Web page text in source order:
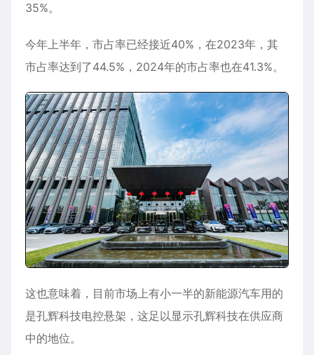
35%。
今年上半年，市占率已经接近40%，在2023年，其
市占率达到了44.5%，2024年的市占率也在41.3%。
这也意味着，目前市场上有小一半的新能源汽车用的
是孔辉科技电控悬架，这足以显示孔辉科技在供应商
中的地位。